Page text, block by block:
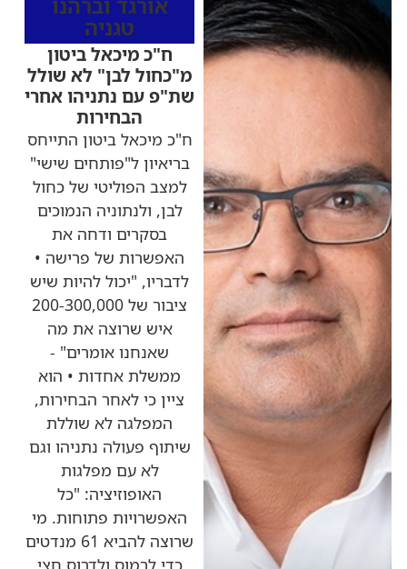
אורגד וברהנו
טגניה
ח"כ מיכאל ביטון
מ"כחול לבן" לא שולל
שת"פ עם נתניהו אחרי
הבחירות
ח"כ מיכאל ביטון התייחס
בריאיון ל"פותחים שישי"
למצב הפוליטי של כחול
לבן, ולנתוניה הנמוכים
בסקרים ודחה את
האפשרות של פרישה •
לדבריו, "יכול להיות שיש
ציבור של 200-300,000
איש שרוצה את מה
שאנחנו אומרים" -
ממשלת אחדות • הוא
ציין כי לאחר הבחירות,
המפלגה לא שוללת
שיתוף פעולה נתניהו וגם
לא עם מפלגות
האופוזיציה: "כל
האפשרויות פתוחות. מי
שרוצה להביא 61 מנדטים